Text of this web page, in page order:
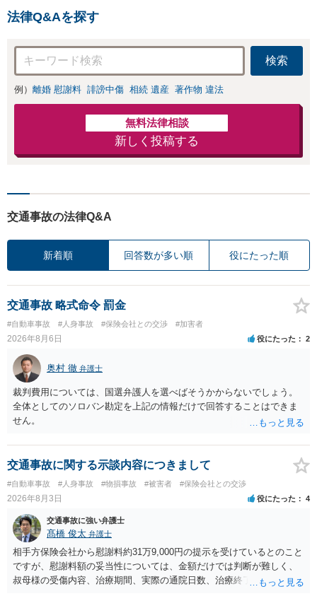
法律Q&Aを探す
検索
例） 離婚 慰謝料 誹謗中傷 相続 遺産 著作物 違法
無料法律相談
新しく投稿する
交通事故の法律Q&A
新着順 回答数が多い順 役にたった順
交通事故 略式命令 罰金
#自動車事故 #人身事故 #保険会社との交渉 #加害者
2026年8月6日 役にたった 2
奥村 徹 弁護士
裁判費用については、国選弁護人を選べばそうかからないでしょう。
全体としてのソロバン勘定を上記の情報だけで回答することはできま
せん。
交通事故に関する示談内容につきまして
#自動車事故 #人身事故 #物損事故 #被害者 #保険会社との交渉
2026年8月3日 役にたった 4
交通事故に強い弁護士
髙橋 俊太 弁護士
相手方保険会社から慰謝料約31万9,000円の提示を受けているとのこと
ですが、慰謝料額の妥当性については、金額だけでは判断が難しく、
叔母様の受傷内容、治療期間、実際の通院日数、治療終了の経緯、後